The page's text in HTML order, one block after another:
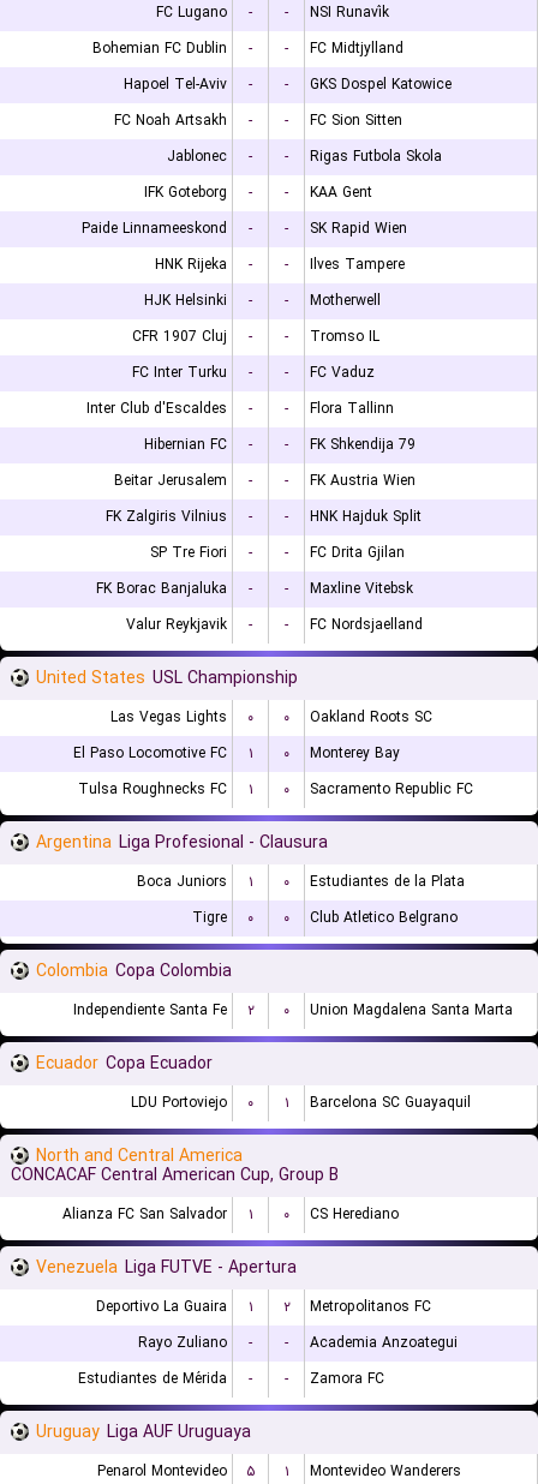
FC Lugano
- -
NSI Runavík
Bohemian FC Dublin
- -
FC Midtjylland
Hapoel Tel-Aviv
- -
GKS Dospel Katowice
FC Noah Artsakh
- -
FC Sion Sitten
Jablonec
- -
Rigas Futbola Skola
IFK Goteborg
- -
KAA Gent
Paide Linnameeskond
- -
SK Rapid Wien
HNK Rijeka
- -
Ilves Tampere
HJK Helsinki
- -
Motherwell
CFR 1907 Cluj
- -
Tromso IL
FC Inter Turku
- -
FC Vaduz
Inter Club d'Escaldes
- -
Flora Tallinn
Hibernian FC
- -
FK Shkendija 79
Beitar Jerusalem
- -
FK Austria Wien
FK Zalgiris Vilnius
- -
HNK Hajduk Split
SP Tre Fiori
- -
FC Drita Gjilan
FK Borac Banjaluka
- -
Maxline Vitebsk
Valur Reykjavik
- - FC Nordsjaelland
United States USL Championship
Las Vegas Lights ۰ ۰
Oakland Roots SC
El Paso Locomotive FC
۱ ۰
Monterey Bay
Tulsa Roughnecks FC
۱ ۰ Sacramento Republic FC
Argentina Liga Profesional - Clausura
Boca Juniors ۱ ۰
Estudiantes de la Plata
Tigre
۰ ۰ Club Atletico Belgrano
Colombia Copa Colombia
Independiente Santa Fe ۲ ۰ Union Magdalena Santa Marta
Ecuador Copa Ecuador
LDU Portoviejo ۰ ۱ Barcelona SC Guayaquil
North and Central America
CONCACAF Central American Cup, Group B
Alianza FC San Salvador ۱ ۰ CS Herediano
Venezuela Liga FUTVE - Apertura
Deportivo La Guaira ۱ ۲
Metropolitanos FC
Rayo Zuliano
- -
Academia Anzoategui
Estudiantes de Mérida
- - Zamora FC
Uruguay Liga AUF Uruguaya
Penarol Montevideo ۵ ۱ Montevideo Wanderers